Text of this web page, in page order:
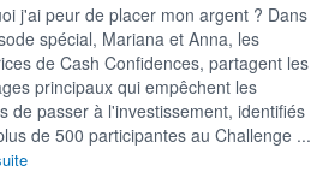
j'ai peur de placer mon argent ? Dans
spécial, Mariana et Anna, les
de Cash Confidences, partagent les
principaux qui empêchent les
de passer à l'investissement, identifiés
de 500 participantes au Challenge ...